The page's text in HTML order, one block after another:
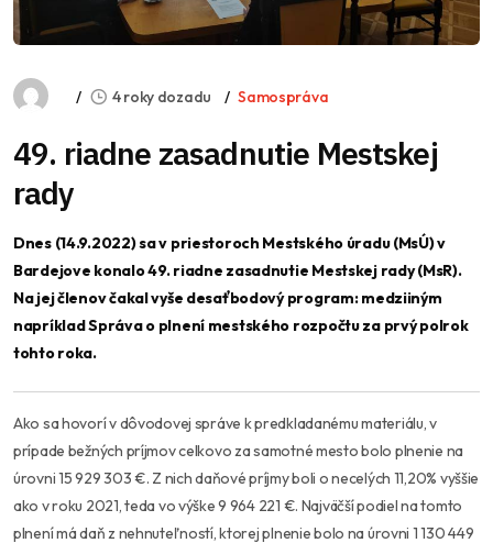
4 roky dozadu Samospráva
49. riadne zasadnutie Mestskej
rady
Dnes (14.9.2022) sa v priestoroch Mestského úradu (MsÚ) v
Bardejove konalo 49. riadne zasadnutie Mestskej rady (MsR).
Na jej členov čakal vyše desaťbodový program: medziiným
napríklad Správa o plnení mestského rozpočtu za prvý polrok
tohto roka.
Ako sa hovorí v dôvodovej správe k predkladanému materiálu, v
prípade bežných príjmov celkovo za samotné mesto bolo plnenie na
úrovni 15 929 303 €. Z nich daňové príjmy boli o necelých 11,20% vyššie
ako v roku 2021, teda vo výške 9 964 221 €. Najväčší podiel na tomto
plnení má daň z nehnuteľností, ktorej plnenie bolo na úrovni 1 130 449